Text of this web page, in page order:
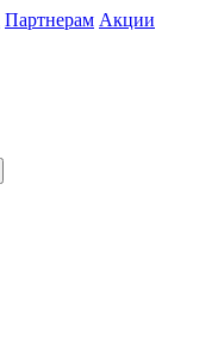
Партнерам Акции